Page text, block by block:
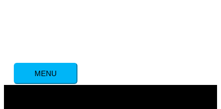
MENU
MENU